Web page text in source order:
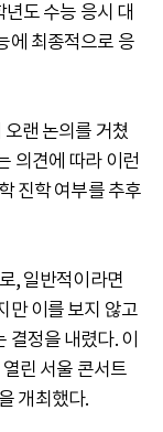
도 수능 응시 대
에 최종적으로 응
랜 논의를 거쳤
의견에 따라 이런
진학 여부를 추후
, 일반적이라면
만 이를 보지 않고
정을 내렸다. 이
린 서울 콘서트
개최했다.